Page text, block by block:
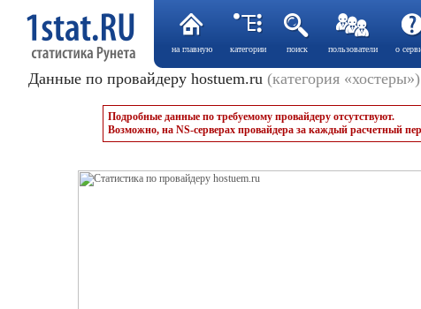
на главную категории поиск пользователи о
Данные по провайдеру hostuem.ru (категория «хостеры»)
Подробные данные по требуемому провайдеру отсутствуют.
Возможно, на NS-серверах провайдера за каждый расчетный